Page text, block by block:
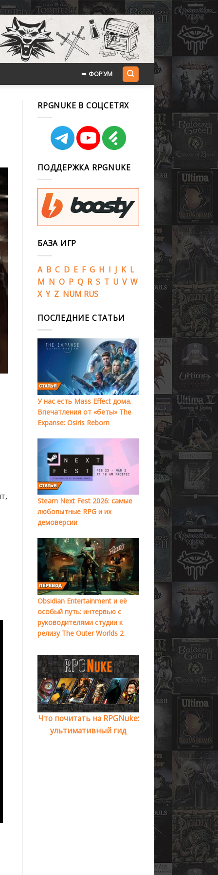
➥ ФОРУМ
RPGNUKE В СОЦСЕТЯХ
ПОДДЕРЖКА RPGNUKE
БАЗА ИГР
A B C D E F G H I J K L
M N O P Q R S T U V W
X Y Z NUM RUS
ПОСЛЕДНИЕ СТАТЬИ
У нас есть Mass Effect дома.
Впечатления от «беты» The
Expanse: Osiris Reborn
Steam Next Fest 2026: самые
любопытные RPG и их
демоверсии
Obsidian Entertainment и её
особый путь: интервью с
руководителями студии к
релизу The Outer Worlds 2
Что почитать на RPGNuke:
ультимативный гид